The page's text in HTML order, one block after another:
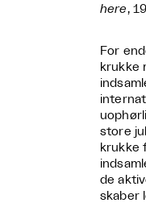
here,
For
krukke
store
krukke
de
skaber